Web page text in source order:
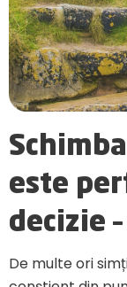
este
decizie
De multe ori